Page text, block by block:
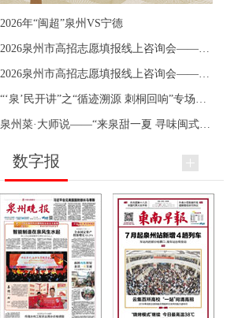
2026年“闽超”泉州VS宁德
数字报